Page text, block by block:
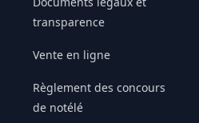
transparence
Vente en ligne
Règlement des concours
de notélé